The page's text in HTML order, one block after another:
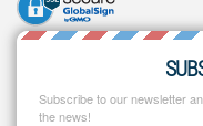
Subscribe to our newsletter
the news!